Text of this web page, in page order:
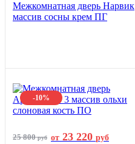
Межкомнатная дверь Нарвик
массив сосны крем ПГ
-10%
25 800руб от 23 220 руб